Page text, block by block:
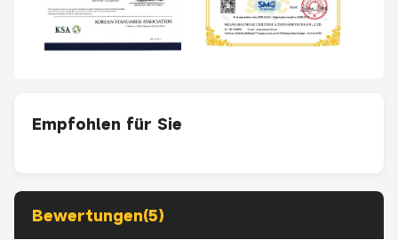
Empfohlen für Sie
Bewertungen(5)